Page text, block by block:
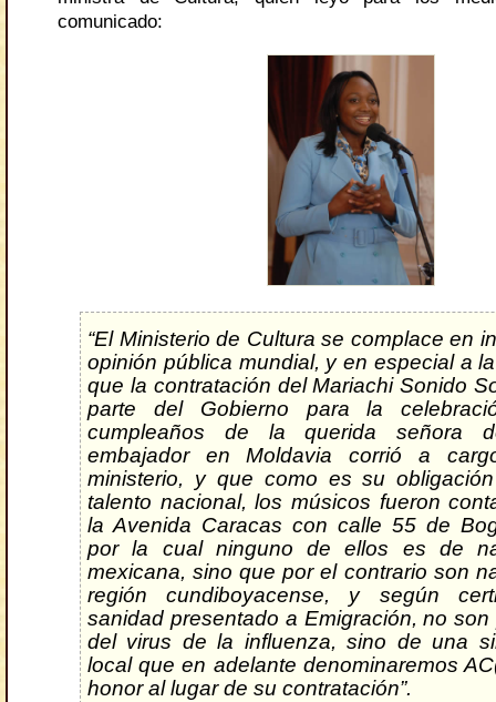
comunicado:
“El Ministerio de Cultura se complace en
opinión pública mundial, y en especial a
que la contratación del Mariachi Sonido
parte del Gobierno para la
cumpleaños de la querida señora
embajador en Moldavia corrió a
ministerio, y que como es su
talento nacional, los músicos fueron
la Avenida Caracas con calle 55 de
por la cual ninguno de ellos es de
mexicana, sino que por el contrario son
región cundiboyacense, y según
sanidad presentado a Emigración, no son
del virus de la influenza, sino de una
local que en adelante denominaremos
honor al lugar de su contratación”.